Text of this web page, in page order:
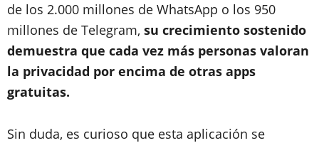
de los 2.000 millones de WhatsApp o los 950
millones de Telegram, su crecimiento sostenido
demuestra que cada vez más personas valoran
la privacidad por encima de otras apps
gratuitas.
Sin duda, es curioso que esta aplicación se